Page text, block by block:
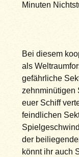
Minuten
Bei diesem
als
gefährliche
zehnminütigen
euer Schiff
feindlichen
der
könnt ihr auch